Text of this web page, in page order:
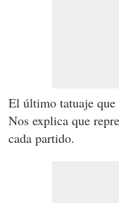
El último tatuaje
Nos explica que
cada partido.